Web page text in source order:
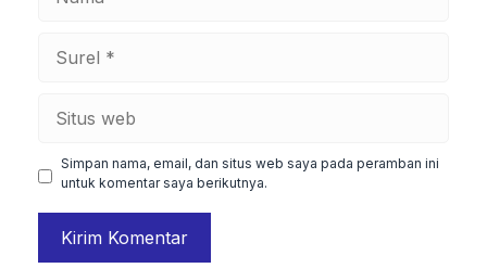
web
Simpan nama, email, dan situs web saya pada peramban ini
untuk komentar saya berikutnya.